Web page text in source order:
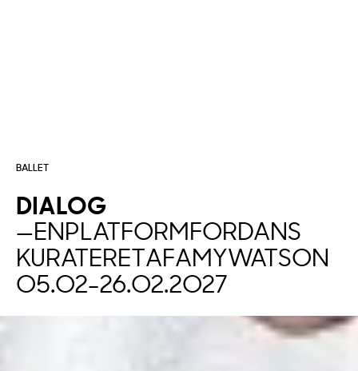
BALLET
DIALOG
— EN PLATFORM FOR DANS
KURATERET
AFAMYWATSON
05.02-26.02.2027